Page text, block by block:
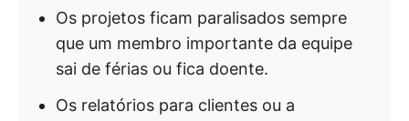
Os projetos ficam paralisados sempre
que um membro importante da equipe
sai de férias ou fica doente.
Os relatórios para clientes ou a